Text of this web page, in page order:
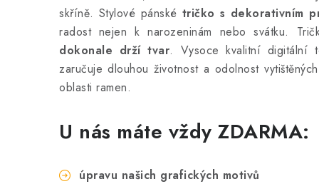
skříně. Stylové pánské tričko s dekorativním
radost nejen k narozeninám nebo svátku.
dokonale drží tvar. Vysoce kvalitní digitální
zaručuje dlouhou životnost a odolnost
oblasti ramen.
U nás máte vždy ZDARMA:
úpravu našich grafických motivů